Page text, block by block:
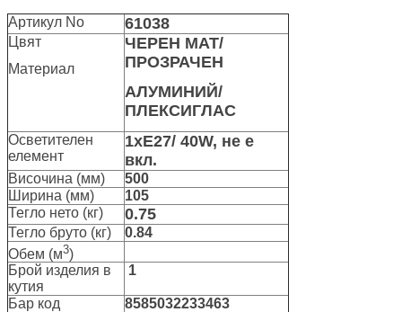
Артикул No 61038
Цвят
Материал
ЧЕРЕН МАТ/
ПРОЗРАЧЕН
АЛУМИНИЙ/
ПЛЕКСИГЛАС
Осветителен
елемент
1xE27/ 40W, не е
вкл.
Височина (мм)
500
Ширина (мм)
105
Тегло нето (кг)
0.75
Тегло бруто (кг)
0.84
Обем (м3)
Брой изделия в
кутия
1
Бар код 8585032233463